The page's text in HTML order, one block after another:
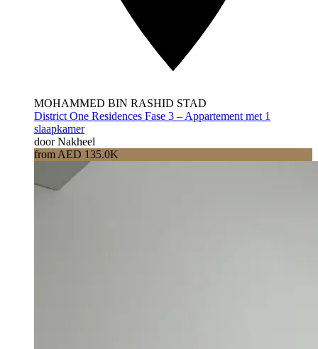
MOHAMMED BIN RASHID STAD
District One Residences Fase 3 – Appartement met 1
slaapkamer
door Nakheel
from AED 135.0K